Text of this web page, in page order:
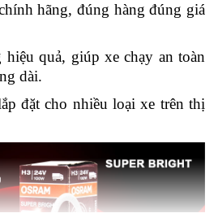
hãng, đúng hàng đúng giá
hiệu quả, giúp xe chạy an toàn
dài.
đặt cho nhiều loại xe trên thị